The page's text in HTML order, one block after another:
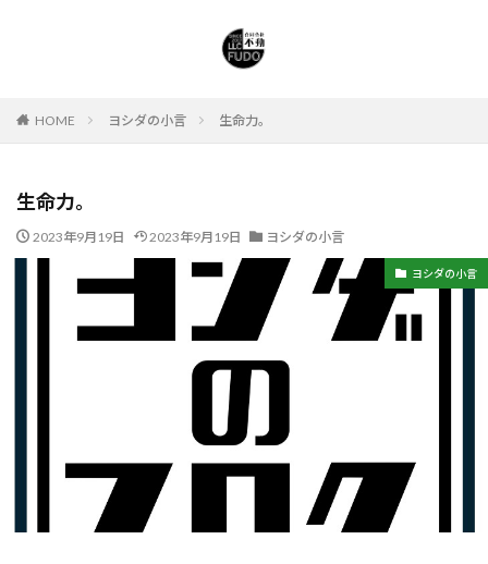
HOME ヨシダの小言 生命力。
生命力。
2023年9月19日 2023年9月19日 ヨシダの小言
ヨシダの小言